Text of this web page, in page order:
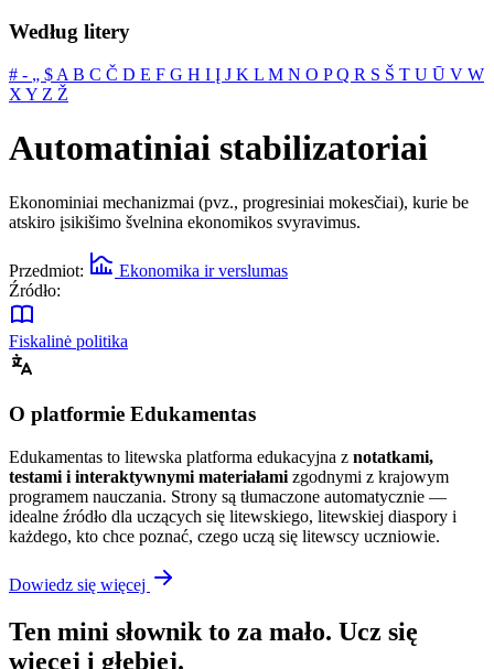
Według litery
# ‐ „ $ A B C Č D E F G H I Į J K L M N O PQ R S Š T U Ū V W
X Y Z Ž
Automatiniai stabilizatoriai
Ekonominiai mechanizmai (pvz., progresiniai mokesčiai), kurie be
atskiro įsikišimo švelnina ekonomikos svyravimus.
Przedmiot:
Ekonomika ir verslumas
Źródło:
Fiskalinė politika
O platformie Edukamentas
Edukamentas to litewska platforma edukacyjna z notatkami,
testami i interaktywnymi materiałami zgodnymi z krajowym
programem nauczania. Strony są tłumaczone automatycznie —
idealne źródło dla uczących się litewskiego, litewskiej diaspory i
każdego, kto chce poznać, czego uczą się litewscy uczniowie.
Dowiedz się więcej
Ten mini słownik to za mało. Ucz się
więcej i głębiej.